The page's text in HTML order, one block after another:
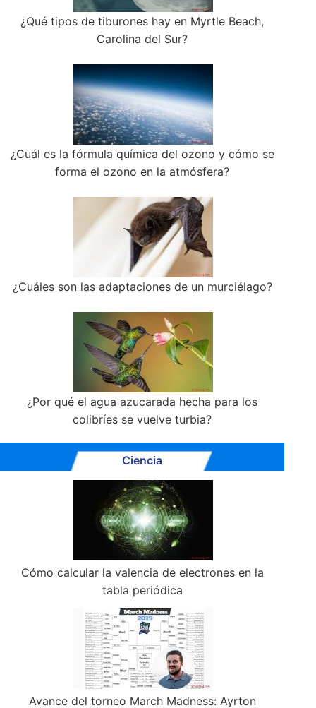
¿Qué tipos de tiburones hay en Myrtle Beach,
Carolina del Sur?
¿Cuál es la fórmula química del ozono y cómo se
forma el ozono en la atmósfera?
¿Cuáles son las adaptaciones de un murciélago?
¿Por qué el agua azucarada hecha para los
colibríes se vuelve turbia?
Ciencia
Cómo calcular la valencia de electrones en la
tabla periódica
Avance del torneo March Madness: Ayrton